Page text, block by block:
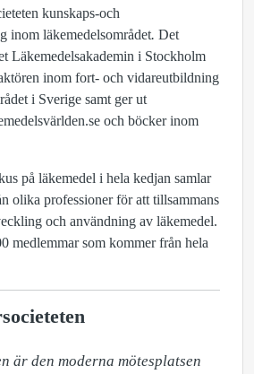
kunskaps-och
inom läkemedelsområdet. Det
Läkemedelsakademin i Stockholm
inom fort- och vidareutbildning
i Sverige samt ger ut
och böcker inom
på läkemedel i hela kedjan samlar
olika professioner för att tillsammans
och användning av läkemedel.
medlemmar som kommer från hela
är den moderna mötesplatsen